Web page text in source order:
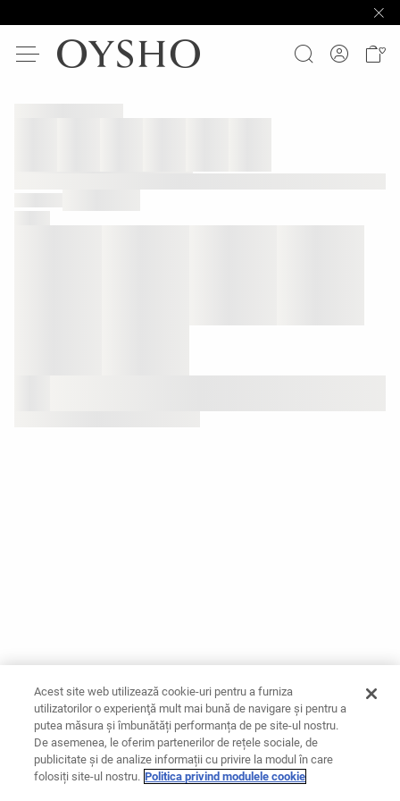
Acest site web utilizează cookie-uri pentru a furniza
utilizatorilor o experienţă mult mai bună de navigare și pentru a
putea măsura și îmbunătăți performanța de pe site-ul nostru.
De asemenea, le oferim partenerilor de rețele sociale, de
publicitate și de analize informații cu privire la modul în care
folosiți site-ul nostru. Politica privind modulele cookie